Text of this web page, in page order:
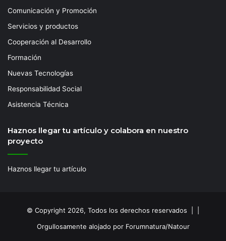
Comunicación y Promoción
Servicios y productos
Cooperación al Desarrollo
Formación
Nuevas Tecnologías
Responsabilidad Social
Asistencia Técnica
Haznos llegar tu artículo y colabora en nuestro
proyecto
Haznos llegar tu artículo
© Copyright 2026, Todos los derechos reservados | |
Orgullosamente alojado por Forumnatura/Natour